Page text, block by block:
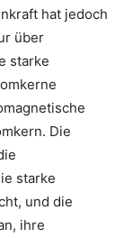
hat jedoch
über
starke
Die
starke
und die
ihre